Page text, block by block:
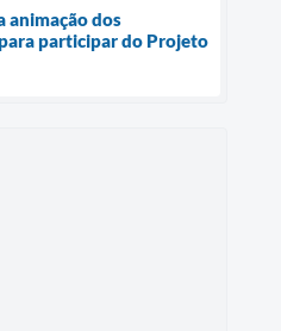
animação dos
participar do Projeto